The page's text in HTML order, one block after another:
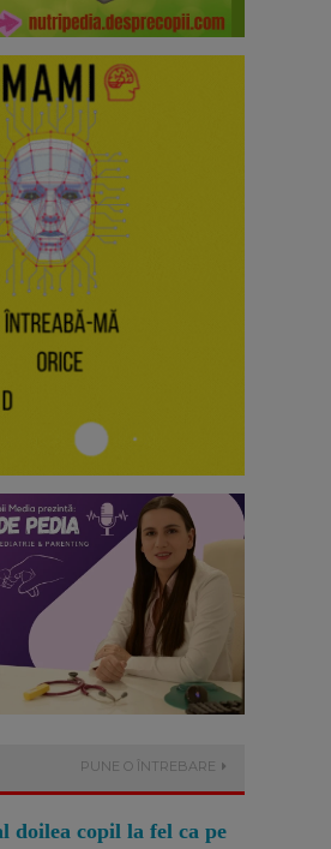
PUNE O ÎNTREBARE
doilea copil la fel ca pe